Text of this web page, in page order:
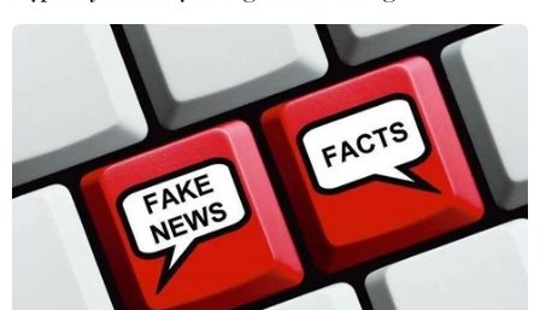
#Ngộ độc thực phẩm
#Cơm gà
#Thức ăn nhiễm khuẩn
#Trường iSchool Nha Trang
Khánh Hòa